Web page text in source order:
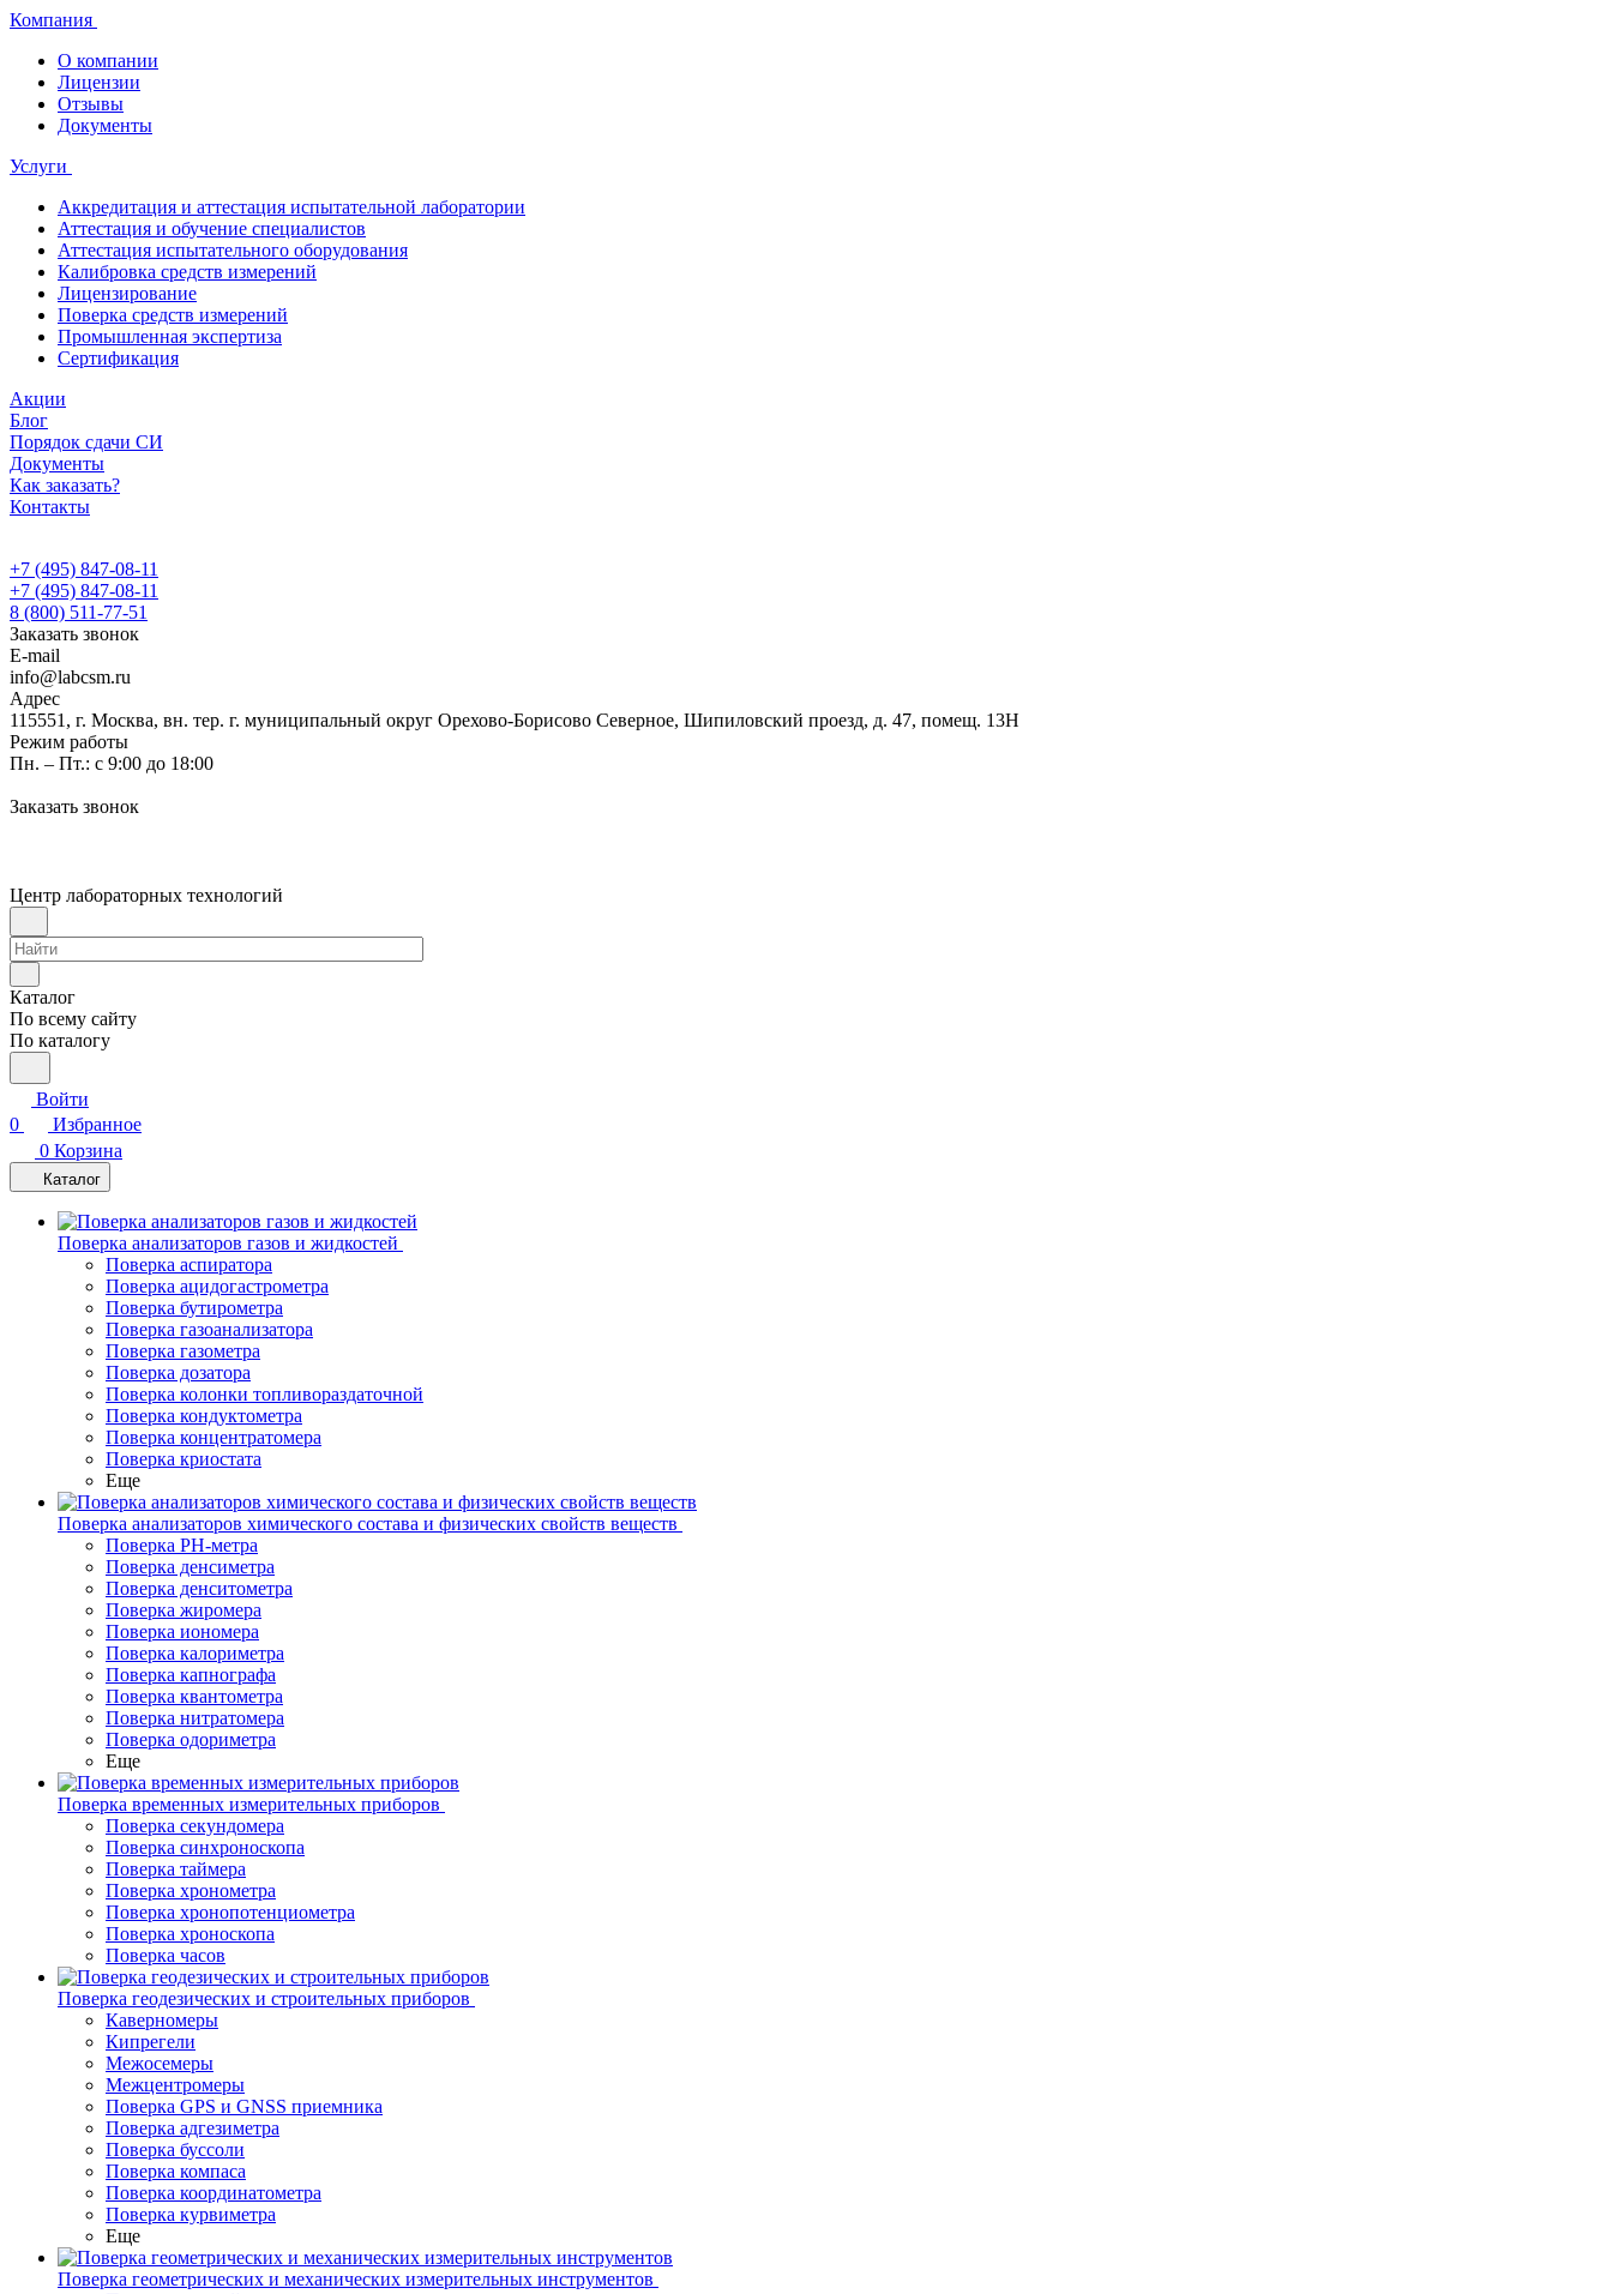
Компания
О компании
Лицензии
Отзывы
Документы
Услуги
Аккредитация и аттестация испытательной лаборатории
Аттестация и обучение специалистов
Аттестация испытательного оборудования
Калибровка средств измерений
Лицензирование
Поверка средств измерений
Промышленная экспертиза
Сертификация
Акции
Блог
Порядок сдачи СИ
Документы
Как заказать?
Контакты
+7 (495) 847-08-11
+7 (495) 847-08-11
8 (800) 511-77-51
Заказать звонок
E-mail
info@labcsm.ru
Адрес
115551, г. Москва, вн. тер. г. муниципальный округ Орехово-Борисово Северное, Шипиловский проезд, д. 47, помещ. 13Н
Режим работы
Пн. – Пт.: с 9:00 до 18:00
Заказать звонок
Центр лабораторных технологий
Каталог
По всему сайту
По каталогу
Войти
0
Избранное
0 Корзина
Каталог
Поверка анализаторов газов и жидкостей
Поверка аспиратора
Поверка ацидогастрометра
Поверка бутирометра
Поверка газоанализатора
Поверка газометра
Поверка дозатора
Поверка колонки топливораздаточной
Поверка кондуктометра
Поверка концентратомера
Поверка криостата
Еще
Поверка анализаторов химического состава и физических свойств веществ
Поверка PH-метра
Поверка денсиметра
Поверка денситометра
Поверка жиромера
Поверка иономера
Поверка калориметра
Поверка капнографа
Поверка квантометра
Поверка нитратомера
Поверка одориметра
Еще
Поверка временных измерительных приборов
Поверка секундомера
Поверка синхроноскопа
Поверка таймера
Поверка хронометра
Поверка хронопотенциометра
Поверка хроноскопа
Поверка часов
Поверка геодезических и строительных приборов
Каверномеры
Кипрегели
Межосемеры
Межцентромеры
Поверка GPS и GNSS приемника
Поверка адгезиметра
Поверка буссоли
Поверка компаса
Поверка координатометра
Поверка курвиметра
Еще
Поверка геометрических и механических измерительных инструментов